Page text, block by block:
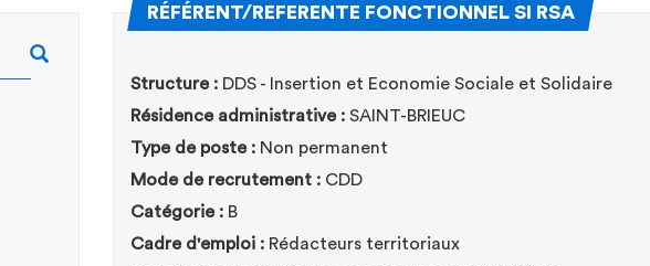
RÉFÉRENT/REFERENTE FONCTIONNEL SI RSA
Structure : DDS - Insertion et Economie Sociale et Solidaire
Résidence administrative : SAINT-BRIEUC
Type de poste : Non permanent
Mode de recrutement : CDD
Catégorie : B
Cadre d'emploi : Rédacteurs territoriaux